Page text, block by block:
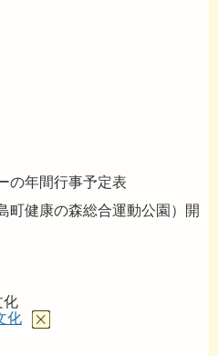
の年間行事予定表
町健康の森総合運動公園）開
化
化